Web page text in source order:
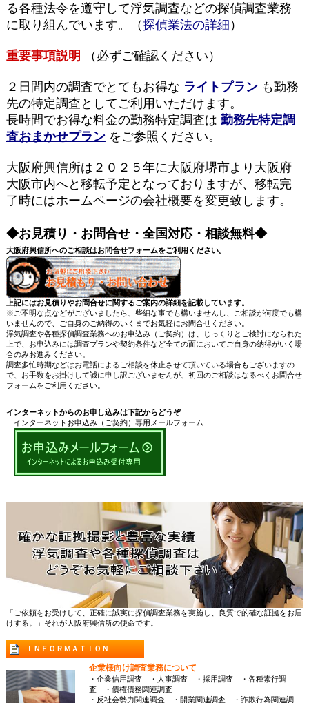
る各種法令を遵守して浮気調査などの探偵調査業務
に取り組んでいます。（探偵業法の詳細 ）
重要事項説明 （必ずご確認ください）
２日間内の調査でとてもお得な ライトプランも勤務
先の特定調査としてご利用いただけます。
長時間でお得な料金の勤務特定調査は 勤務先特定調
査おまかせプラン をご参照ください。
大阪府興信所は２０２５年に大阪府堺市より大阪府
大阪市内へと移転予定となっておりますが、移転完
了時にはホームページの会社概要を変更致します。
◆お見積り・お問合せ・全国対応・相談無料◆
大阪府興信所へのご相談はお問合せフォームをご利用ください。
上記にはお見積りやお問合せに関するご案内の詳細を記載しています。
※ご不明な点などがございましたら、些細な事でも構いませんし、ご相談が何度でも構
いませんので、ご自身のご納得のいくまでお気軽にお問合せください。
浮気調査や各種探偵調査業務へのお申込み（ご契約）は、じっくりとご検討になられた
上で、お申込みには調査プランや契約条件など全ての面においてご自身の納得がいく場
合のみお進みください。
調査多忙時期などはお電話によるご相談を休止させて頂いている場合もございますの
で、お手数をお掛けして誠に申し訳ございませんが、初回のご相談はなるべくお問合せ
フォームをご利用ください。
インターネットからのお申し込みは下記からどうぞ
インターネットお申込み（ご契約）専用メールフォーム
「ご依頼をお受けして、正確に誠実に探偵調査業務を実施し、良質で的確な証拠をお届
けする。」それが大阪府興信所の使命です。
ＩＮＦＯＲＭＡＴＩＯＮ
企業様向け調査業務について
・企業信用調査 ・人事調査 ・採用調査 ・各種素行調
査 ・債権債務関連調査
・反社会勢力関連調査 ・開業関連調査 ・詐欺行為関連調